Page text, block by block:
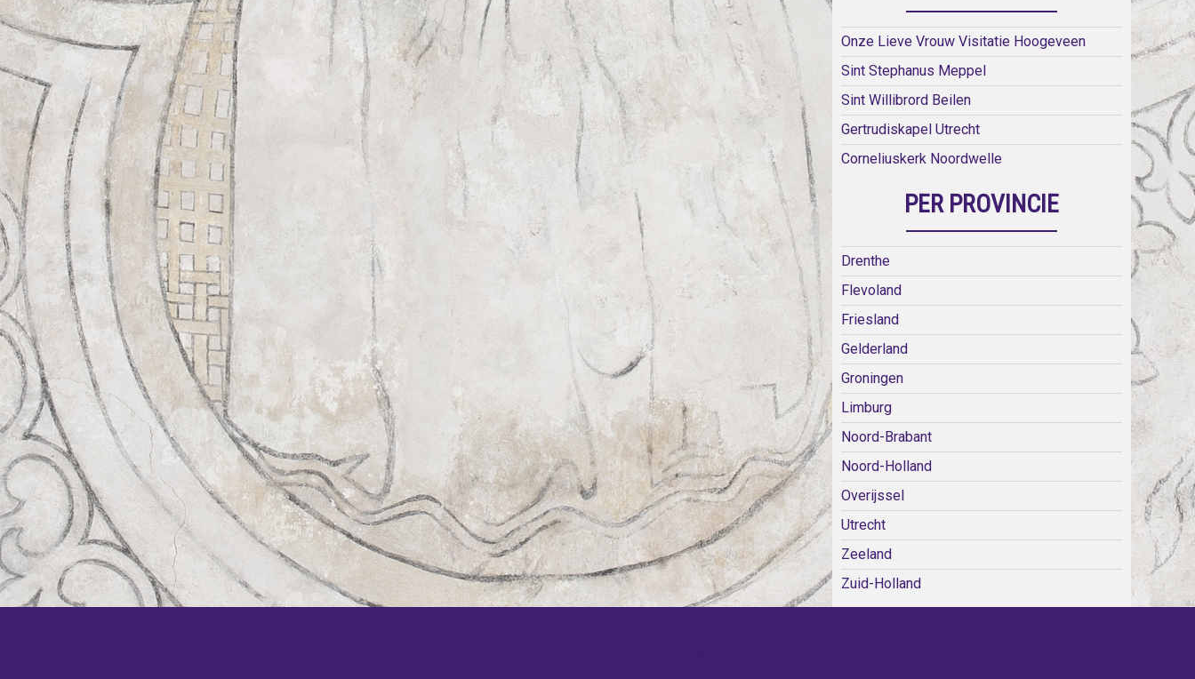
Onze Lieve Vrouw Visitatie Hoogeveen
Sint Stephanus Meppel
Sint Willibrord Beilen
Gertrudiskapel Utrecht
Corneliuskerk Noordwelle
PER PROVINCIE
Drenthe
Flevoland
Friesland
Gelderland
Groningen
Limburg
Noord-Brabant
Noord-Holland
Overijssel
Utrecht
Zeeland
Zuid-Holland